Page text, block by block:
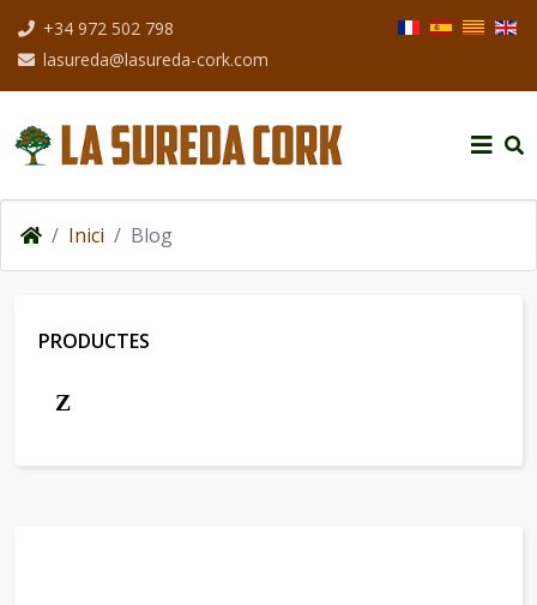
+34 972 502 798
lasureda@lasureda-cork.com
Seleccioni el seu
Inici Blog
PRODUCTES